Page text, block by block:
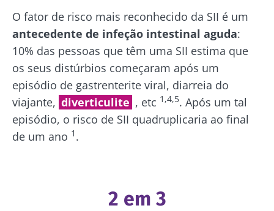
O fator de risco mais reconhecido da SII é um
antecedente de infeção intestinal aguda:
10% das pessoas que têm uma SII estima que
os seus distúrbios começaram após um
episódio de gastrenterite viral, diarreia do
viajante, diverticulite , etc 1,4,5. Após um tal
episódio, o risco de SII quadruplicaria ao final
de um ano 1 .
2 em 3